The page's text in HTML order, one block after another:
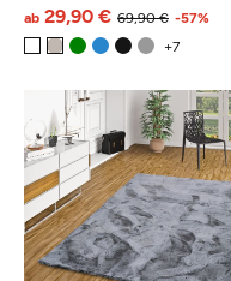
69,90 €
ab 29,90 € -57%